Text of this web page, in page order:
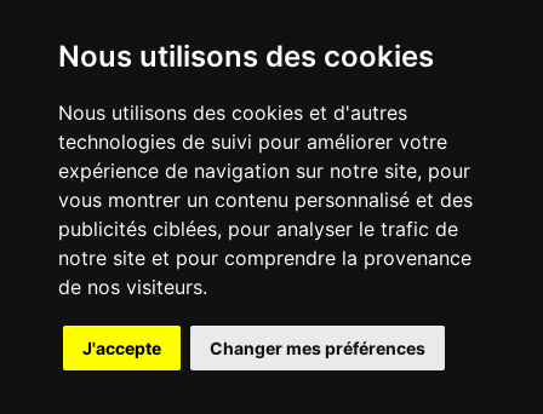
Nous utilisons des cookies
Nous utilisons des cookies et d'autres
technologies de suivi pour améliorer votre
expérience de navigation sur notre site, pour
vous montrer un contenu personnalisé et des
publicités ciblées, pour analyser le trafic de
notre site et pour comprendre la provenance
de nos visiteurs.
J'accepte Changer mes préférences
{{ID:CONCEPTO100}} ---CACHE---
© 2003-2029 - Tous droits réservés - Olivetti Media Communication